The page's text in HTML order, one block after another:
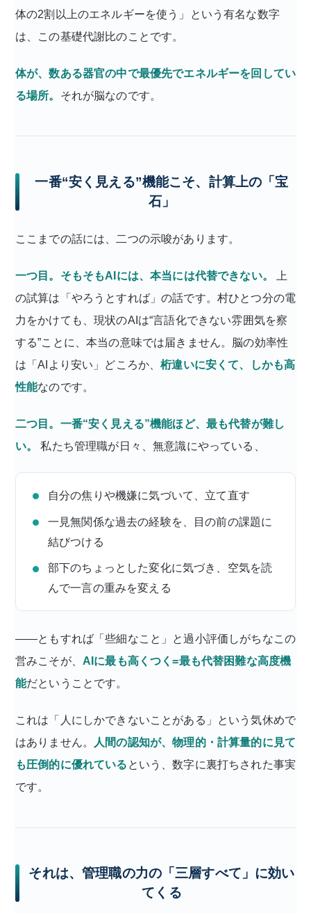
体の2割以上のエネルギーを使う」という有名な数字
は、この基礎代謝比のことです。
体が、数ある器官の中で最優先でエネルギーを回してい
る場所。 それが脳なのです。
一番“安く見える”機能こそ、計算上の「宝
石」
ここまでの話には、二つの示唆があります。
一つ目。そもそもAIには、本当には代替できない。
上
の試算は「やろうとすれば」の話です。村ひとつ分の電
力をかけても、現状のAIは“言語化できない雰囲気を察
する”ことに、本当の意味では届きません。脳の効率性
は「AIより安い」どころか、桁違いに安くて、しかも高
性能なのです。
二つ目。一番“安く見える”機能ほど、最も代替が難し
い。
私たち管理職が日々、無意識にやっている、
自分の焦りや機嫌に気づいて、立て直す
一見無関係な過去の経験を、目の前の課題に
結びつける
部下のちょっとした変化に気づき、空気を読
んで一言の重みを変える
——ともすれば「些細なこと」と過小評価しがちなこの
営みこそが、 AIに最も高くつく=最も代替困難な高度機
能だということです。
これは「人にしかできないことがある」という気休めで
はありません。
人間の認知が、物理的・計算量的に見て
も圧倒的に優れている という、数字に裏打ちされた事実
です。
それは、管理職の力の「三層すべて」に効い
てくる